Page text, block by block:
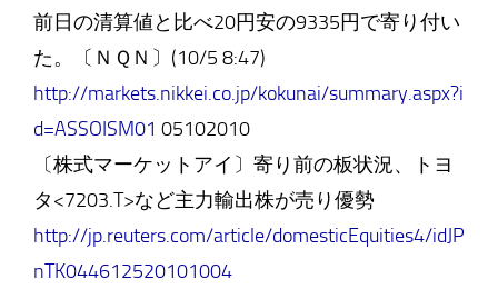
前日の清算値と比べ20円安の9335円で寄り付い
た。〔ＮＱＮ〕(10/5 8:47)
http://markets.nikkei.co.jp/kokunai/summary.aspx?i
d=ASSOISM01 05102010
〔株式マーケットアイ〕寄り前の板状況、トヨ
タ<7203.T>など主力輸出株が売り優勢
http://jp.reuters.com/article/domesticEquities4/idJP
nTK044612520101004